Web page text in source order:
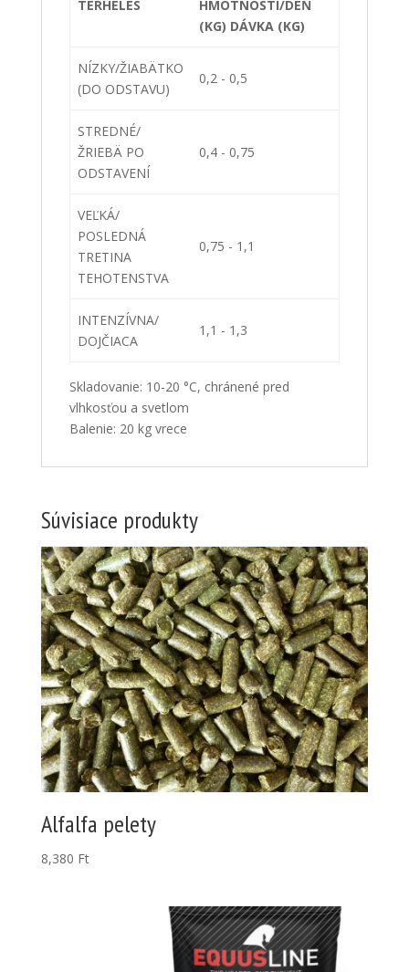
TERHELÉS
HMOTNOSTI/DEŇ
(KG) DÁVKA (KG)
NÍZKY/ŽIABÄTKO
(DO ODSTAVU)
0,2 - 0,5
STREDNÉ/
ŽRIEBÄ PO
ODSTAVENÍ
0,4 - 0,75
VEĽKÁ/
POSLEDNÁ
TRETINA
TEHOTENSTVA
0,75 - 1,1
INTENZÍVNA/
DOJČIACA
1,1 - 1,3
Skladovanie: 10-20 °C, chránené pred
vlhkosťou a svetlom
Balenie: 20 kg vrece
Súvisiace produkty
Alfalfa pelety
8,380 Ft